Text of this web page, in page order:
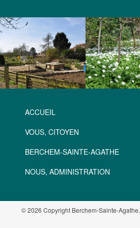
ACCUEIL
VOUS, CITOYEN
BERCHEM-SAINTE-AGATHE
NOUS, ADMINISTRATION
© 2026 Copyright Berchem-Sainte-Agathe.